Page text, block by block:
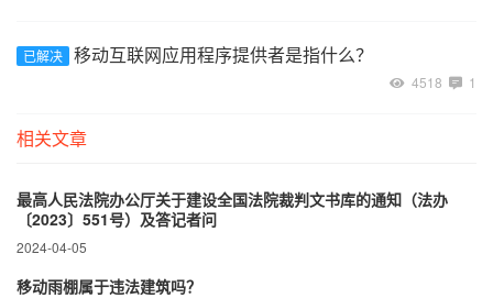
已解决 移动互联网应用程序提供者是指什么？
4518 1
相关文章
最高人民法院办公厅关于建设全国法院裁判文书库的通知（法办
〔2023〕551号）及答记者问
2024-04-05
移动雨棚属于违法建筑吗？